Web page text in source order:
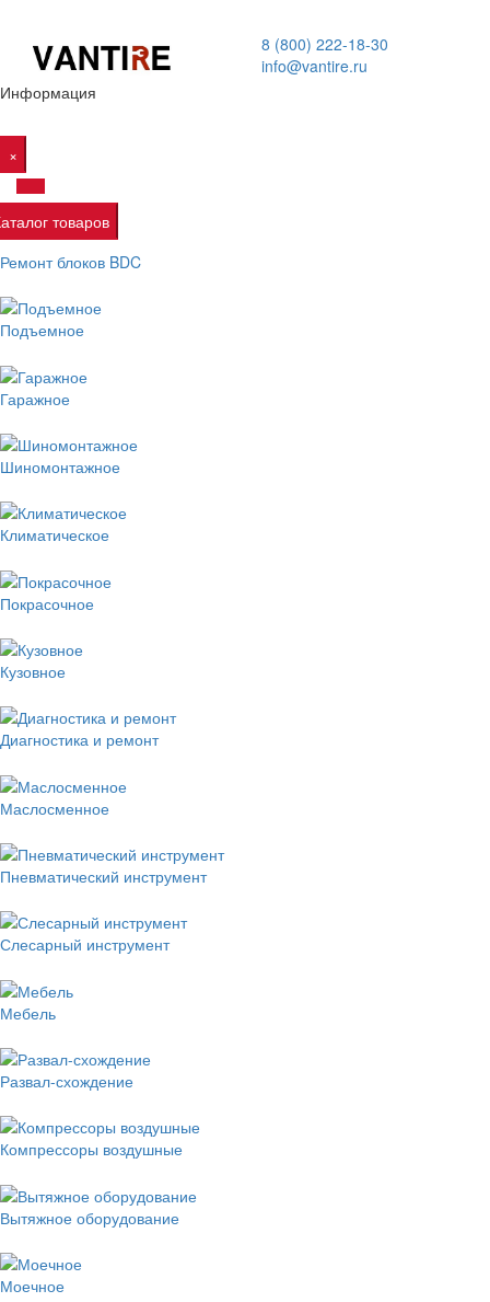
8 (800) 222-18-30
info@vantire.ru
Информация
×
товаров
Ремонт блоков BDC
Подъемное
Гаражное
Шиномонтажное
Климатическое
Покрасочное
Кузовное
Диагностика и ремонт
Маслосменное
Пневматический инструмент
Слесарный инструмент
Мебель
Развал-схождение
Компрессоры воздушные
Вытяжное оборудование
Моечное